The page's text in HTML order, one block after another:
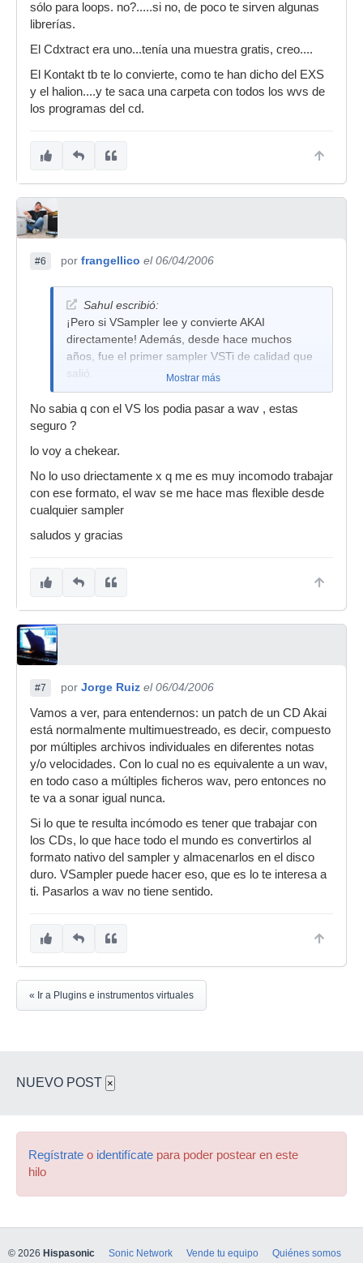
sólo para loops. no?.....si no, de poco te sirven algunas
librerías.
El Cdxtract era uno...tenía una muestra gratis, creo....
El Kontakt tb te lo convierte, como te han dicho del EXS
y el halion....y te saca una carpeta con todos los wvs de
los programas del cd.
#6 por frangellico el 06/04/2006
Sahul escribió:
¡Pero si VSampler lee y convierte AKAI
directamente! Además, desde hace muchos
años, fue el primer sampler VSTi de calidad que
salió.
Mostrar más
No sabia q con el VS los podia pasar a wav , estas
seguro ?
lo voy a chekear.
No lo uso driectamente x q me es muy incomodo trabajar
con ese formato, el wav se me hace mas flexible desde
cualquier sampler
saludos y gracias
#7 por Jorge Ruiz el 06/04/2006
Vamos a ver, para entendernos: un patch de un CD Akai
está normalmente multimuestreado, es decir, compuesto
por múltiples archivos individuales en diferentes notas
y/o velocidades. Con lo cual no es equivalente a un wav,
en todo caso a múltiples ficheros wav, pero entonces no
te va a sonar igual nunca.
Si lo que te resulta incómodo es tener que trabajar con
los CDs, lo que hace todo el mundo es convertirlos al
formato nativo del sampler y almacenarlos en el disco
duro. VSampler puede hacer eso, que es lo te interesa a
ti. Pasarlos a wav no tiene sentido.
« Ir a Plugins e instrumentos virtuales
NUEVO POST ×
Regístrate o identifícate para poder postear en este
hilo
© 2026 Hispasonic Sonic Network Vende tu equipo Quiénes somos